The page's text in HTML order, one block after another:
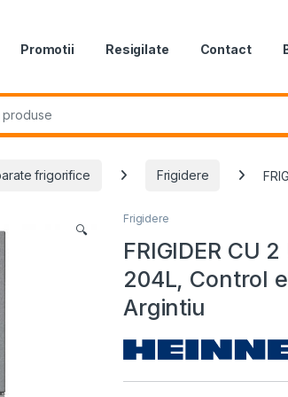
Promotii Resigilate Contact
frigorifice Frigidere
🔍
Frigidere
FRIGIDER CU
204L, Control
Argintiu